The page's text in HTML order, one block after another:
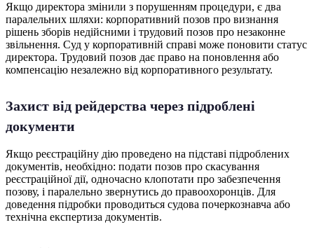
Якщо директора змінили з порушенням процедури, є два
паралельних шляхи: корпоративний позов про визнання
рішень зборів недійсними і трудовий позов про незаконне
звільнення. Суд у корпоративній справі може поновити статус
директора. Трудовий позов дає право на поновлення або
компенсацію незалежно від корпоративного результату.
Захист від рейдерства через підроблені
документи
Якщо реєстраційну дію проведено на підставі підроблених
документів, необхідно: подати позов про скасування
реєстраційної дії, одночасно клопотати про забезпечення
позову, і паралельно звернутись до правоохоронців. Для
доведення підробки проводиться судова почеркознавча або
технічна експертиза документів.